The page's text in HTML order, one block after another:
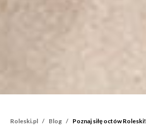
Roleski.pl Blog Poznaj siłę octów Roleski!